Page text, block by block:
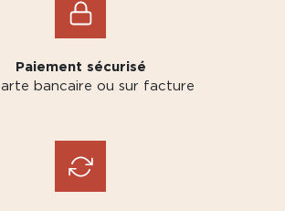
Paiement sécurisé
bancaire ou sur facture